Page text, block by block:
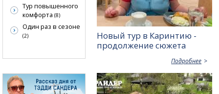
Новый тур в Каринтию -
продолжение сюжета
Подробнее
Тур повышенного
комфорта (8)
Один раз в сезоне
(2)